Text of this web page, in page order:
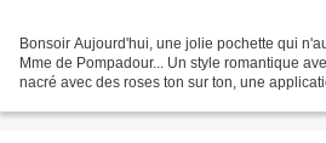
Bonsoir Aujourd'hui, une jolie pochette qui
Mme de Pompadour... Un style romantique
nacré avec des roses ton sur ton, une